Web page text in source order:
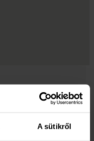
A sütikről